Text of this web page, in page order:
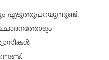
എടുത്തുപറയുന്നുണ്ട്.